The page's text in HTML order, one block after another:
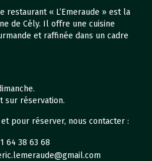
restaurant « L’Emeraude » est la
de Cély. Il offre une cuisine
et raffinée dans un cadre
sur réservation.
pour réserver, nous contacter :
64 38 63 68